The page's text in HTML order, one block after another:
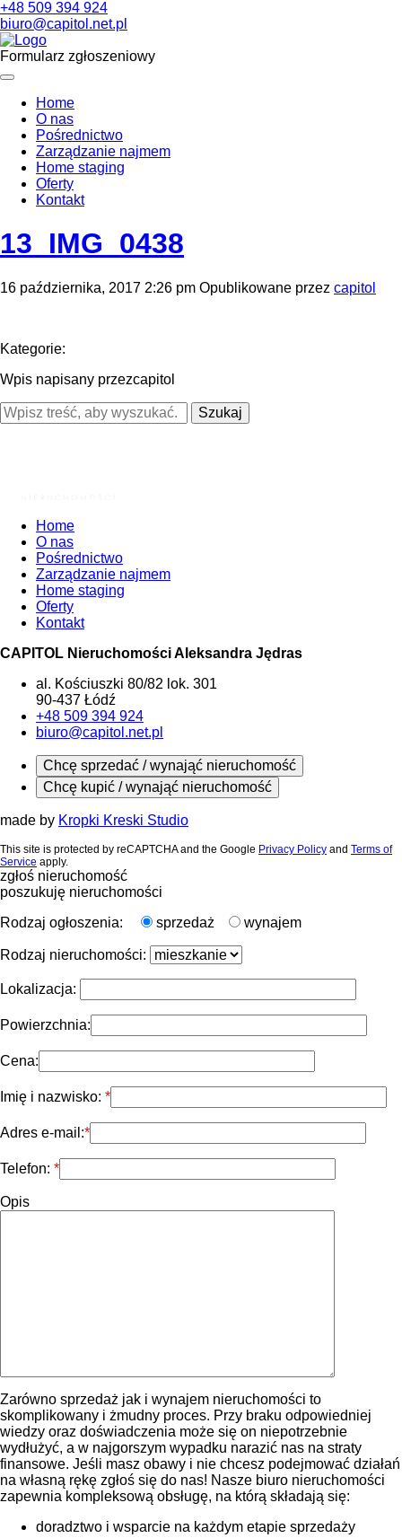
+48 509 394 924
biuro@capitol.net.pl
Formularz zgłoszeniowy
Home
O nas
Pośrednictwo
Zarządzanie najmem
Home staging
Oferty
Kontakt
13_IMG_0438
16 października, 2017 2:26 pm Opublikowane przez capitol
Kategorie:
Wpis napisany przezcapitol
Szukaj
Home
O nas
Pośrednictwo
Zarządzanie najmem
Home staging
Oferty
Kontakt
CAPITOL Nieruchomości Aleksandra Jędras
al. Kościuszki 80/82 lok. 301
90-437 Łódź
+48 509 394 924
biuro@capitol.net.pl
Chcę sprzedać / wynająć nieruchomość
Chcę kupić / wynająć nieruchomość
made by Kropki Kreski Studio
This site is protected by reCAPTCHA and the Google Privacy Policy and Terms of
Service apply.
zgłoś nieruchomość
poszukuję nieruchomości
Rodzaj ogłoszenia:
sprzedaż wynajem
Rodzaj nieruchomości:
Lokalizacja:
Powierzchnia:
Cena:
Imię i nazwisko:
Adres e-mail:
Telefon:
Opis
Zarówno sprzedaż jak i wynajem nieruchomości to
skomplikowany i żmudny proces. Przy braku odpowiedniej
wiedzy oraz doświadczenia może się on niepotrzebnie
wydłużyć, a w najgorszym wypadku narazić nas na straty
finansowe. Jeśli masz obawy i nie chcesz podejmować działań
na własną rękę zgłoś się do nas! Nasze biuro nieruchomości
zapewnia kompleksową obsługę, na którą składają się:
doradztwo i wsparcie na każdym etapie sprzedaży